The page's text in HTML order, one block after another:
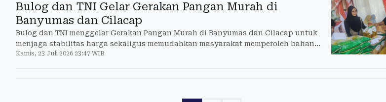
Bulog dan TNI Gelar Gerakan Pangan Murah di
Banyumas dan Cilacap
Bulog dan TNI menggelar Gerakan Pangan Murah di Banyumas dan Cilacap untuk
menjaga stabilitas harga sekaligus memudahkan masyarakat memperoleh bahan
pangan.
Kamis, 23 Juli 2026 23:47 WIB